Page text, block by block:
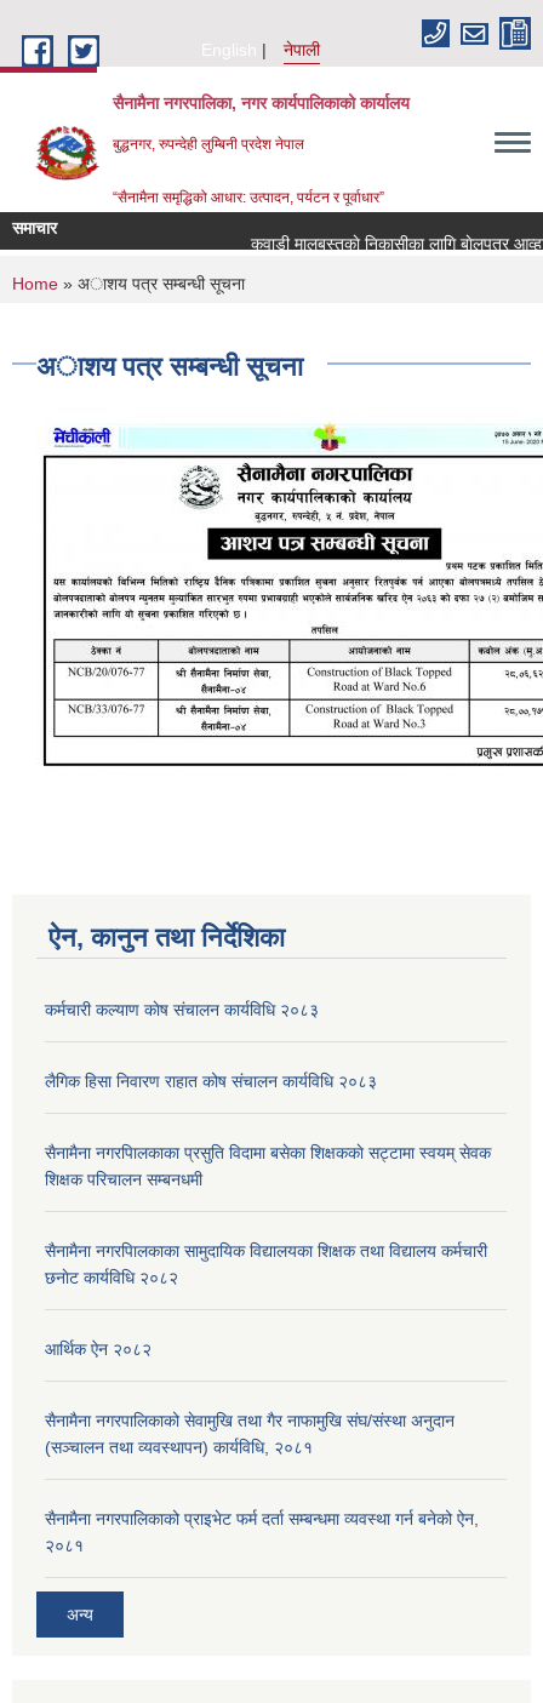
English
नेपाली
सैनामैना नगरपालिका, नगर कार्यपालिकाको कार्यालय
बुद्धनगर, रुपन्देही लुम्बिनी प्रदेश नेपाल
“सैनामैना समृद्धिको आधार: उत्पादन, पर्यटन र पूर्वाधार”
समाचार
कवाडी मालबस्तुकाे निकासीका लागि बाेलपत्र
You are here
Home » अाशय पत्र सम्बन्धी सूचना
अाशय पत्र सम्बन्धी सूचना
ऐन, कानुन तथा निर्देशिका
कर्मचारी कल्याण काेष संचालन कार्यविधि २०८३
लैगिक हिसा निवारण राहात कोष संचालन कार्यविधि २०८३
सैनामैना नगरपािलकाका प्रसुति विदामा बसेका शिक्षककाे सट्टामा स्वयम् सेवक
शिक्षक परिचालन सम्बनधमी
सैनामैना नगरपािलकाका सामुदायिक विद्यालयका शिक्षक तथा विद्यालय कर्मचारी
छनाेट कार्यविधि २०८२
आर्थिक ऐन २०८२
सैनामैना नगरपालिकाको सेवामुखि तथा गैर नाफामुखि संघ/संस्था अनुदान
(सञ्चालन तथा व्यवस्थापन) कार्यविधि, २०८१
सैनामैना नगरपालिकाको प्राइभेट फर्म दर्ता सम्बन्धमा व्यवस्था गर्न बनेको ऐन,
२०८१
अन्य